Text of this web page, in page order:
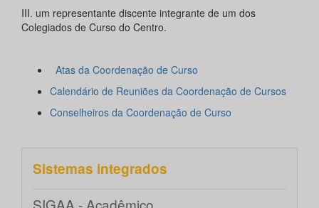
III. um representante discente integrante de um dos
Colegiados de Curso do Centro.
Atas da Coordenação de Curso
Calendário de Reuniões da Coordenação de Cursos
Conselheiros da Coordenação de Curso
Sistemas integrados